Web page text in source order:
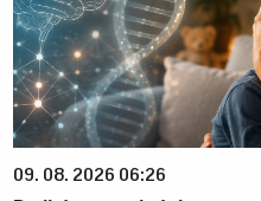
09. 08. 2026 06:26